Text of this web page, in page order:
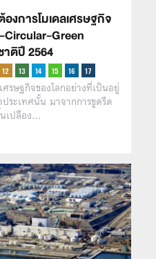
งการโมเดลเศรษฐกิจ
Circular-Green
าติปี 2564
รษฐกิจของโลกอย่างที่เป็นอยู่
ระเทศนั้น มาจากการขูดรีด
เปลือง…